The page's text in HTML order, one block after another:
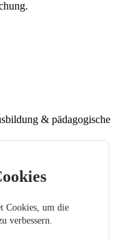
Cookies, um die
verbessern.
& pädagogische